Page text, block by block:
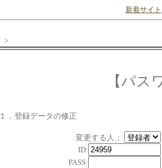
新着サイト
>
【パス
１．登録データの修正
変更する人：
ID:
PASS: